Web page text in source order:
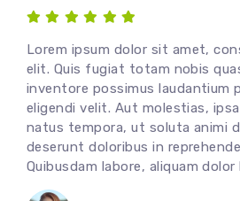
Lorem ipsum dolor sit amet,
elit. Quis fugiat totam nobis
inventore possimus laudantium
eligendi velit. Aut molestias,
natus tempora, ut soluta animi
deserunt doloribus in
Quibusdam labore, aliquam dolor